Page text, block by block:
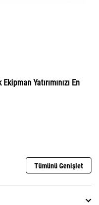
Yatırımınızı En
Tümünü Genişlet